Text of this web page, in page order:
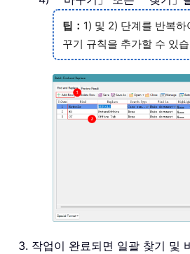
팁： 1) 및 2) 단계를 반복
꾸기 규칙을 추가할 수 있습
작업이 완료되면 일괄 찾기 및